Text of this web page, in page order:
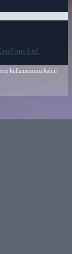
Ltd.
kullanımımızı kabul